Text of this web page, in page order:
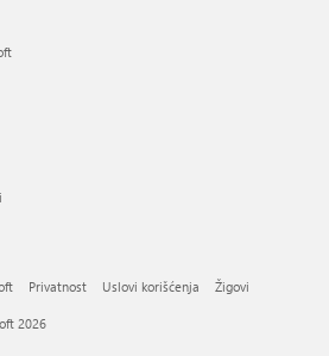
Privatnost Uslovi korišćenja Žigovi
2026